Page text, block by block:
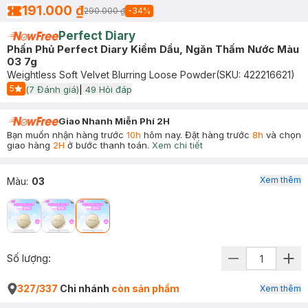
191.000 ₫290.000 ₫ -34%
Perfect Diary
Phấn Phủ Perfect Diary Kiềm Dầu, Ngăn Thấm Nước Màu
03 7g
Weightless Soft Velvet Blurring Loose Powder(SKU: 422216621)
5
Start Icon
(7 Đánh giá) 49 Hỏi đáp
Giao Nhanh Miễn Phí 2H
Bạn muốn nhận hàng trước 10h hôm nay. Đặt hàng trước 8h và chọn
giao hàng 2H ở bước thanh toán. Xem chi tiết
Màu: 03 Xem thêm
Số lượng:
327/337 Chi nhánh còn sản phẩm Xem thêm